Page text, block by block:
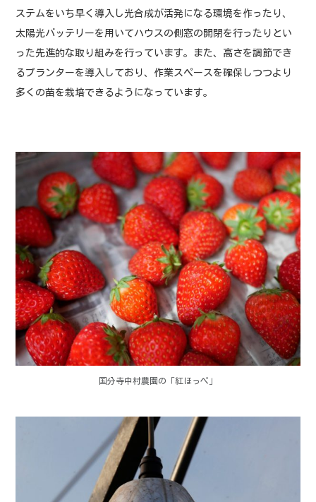
ステムをいち早く導入し光合成が活発になる環境を作ったり、
太陽光バッテリーを用いてハウスの側窓の開閉を行ったりとい
った先進的な取り組みを行っています。また、高さを調節でき
るプランターを導入しており、作業スペースを確保しつつより
多くの苗を栽培できるようになっています。
国分寺中村農園の「紅ほっぺ」